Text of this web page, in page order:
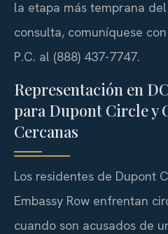
la etapa más temprana
consulta, comuníquese
P.C. al (888) 437-7747.
Representación en
para Dupont Circle y
Cercanas
Los residentes de Dupont
Embassy Row enfrentan
cuando son acusados de